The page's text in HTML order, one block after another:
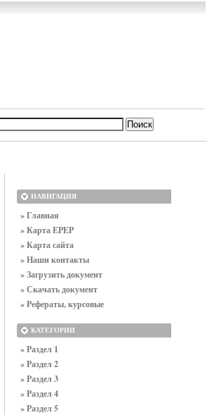
НАВИГАЦИЯ
» Главная
» Карта EPEP
» Карта сайта
» Наши контакты
» Загрузить документ
» Скачать документ
» Рефераты, курсовые
КАТЕГОРИИ
» Раздел 1
» Раздел 2
» Раздел 3
» Раздел 4
» Раздел 5